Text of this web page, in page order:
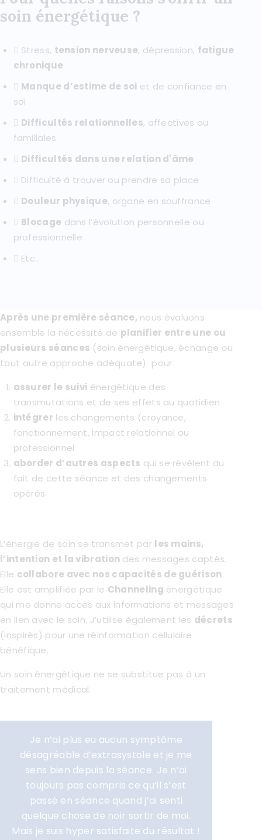
soin énergétique ?
Stress, tension nerveuse, dépression, fatigue
chronique
Manque d’estime de soi et de confiance en
soi
Difficultés relationnelles, affectives ou
familiales
Difficultés dans une relation d'âme
Difficulté à trouver ou prendre sa place
Douleur physique, organe en souffrance
Blocage dans l’évolution personnelle ou
professionnelle
Etc...
Après une première séance, nous évaluons
ensemble la nécessité de planifier entre une ou
plusieurs séances (soin énergétique, échange ou
tout autre approche adéquate) pour
assurer le suivi énergétique des
transmutations et de ses effets au quotidien
intégrer les changements (croyance,
fonctionnement, impact relationnel ou
professionnel
aborder d’autres aspects qui se révèlent du
fait de cette séance et des changements
opérés.
L’énergie de soin se transmet par les mains,
l’intention et la vibration des messages captés.
Elle collabore avec nos capacités de guérison.
Elle est amplifiée par le Channeling énergétique
qui me donne accès aux informations et messages
en lien avec le soin. J’utilise également les décrets
(inspirés) pour une réinformation cellulaire
bénéfique.
Un soin énergétique ne se substitue pas à un
traitement médical.
Je n’ai plus eu aucun symptôme
désagréable d’extrasystole et je me
sens bien depuis la séance. Je n’ai
toujours pas compris ce qu’il s’est
passé en séance quand j’ai senti
quelque chose de noir sortir de moi.
Mais je suis hyper satisfaite du résultat !